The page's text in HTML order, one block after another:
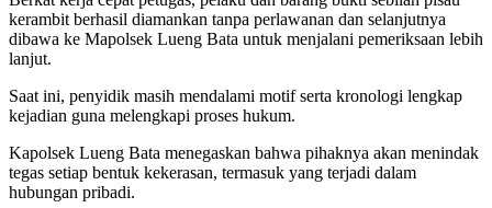
kerambit berhasil diamankan tanpa perlawanan dan selanjutnya
dibawa ke Mapolsek Lueng Bata untuk menjalani pemeriksaan lebih
lanjut.
Saat ini, penyidik masih mendalami motif serta kronologi lengkap
kejadian guna melengkapi proses hukum.
Kapolsek Lueng Bata menegaskan bahwa pihaknya akan menindak
tegas setiap bentuk kekerasan, termasuk yang terjadi dalam
hubungan pribadi.